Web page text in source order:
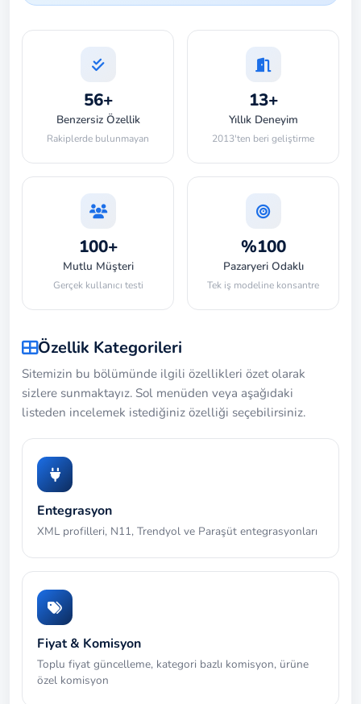
56+
Benzersiz Özellik
Rakiplerde bulunmayan
13+
Yıllık Deneyim
2013'ten beri geliştirme
100+
Mutlu Müşteri
Gerçek kullanıcı testi
%100
Pazaryeri Odaklı
Tek iş modeline konsantre
Özellik Kategorileri
Sitemizin bu bölümünde ilgili özellikleri özet olarak
sizlere sunmaktayız. Sol menüden veya aşağıdaki
listeden incelemek istediğiniz özelliği seçebilirsiniz.
Entegrasyon
XML profilleri, N11, Trendyol ve Paraşüt entegrasyonları
Fiyat & Komisyon
Toplu fiyat güncelleme, kategori bazlı komisyon, ürüne
özel komisyon